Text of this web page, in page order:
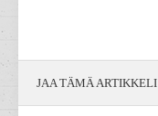
JAA TÄMÄ ARTIKKELI